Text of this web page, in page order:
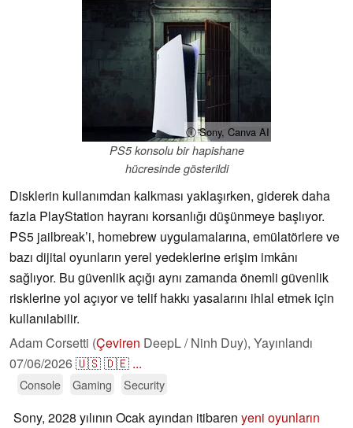
ⓘ Sony, Canva AI
PS5 konsolu bir hapishane
hücresinde gösterildi
Disklerin kullanımdan kalkması yaklaşırken, giderek daha
fazla PlayStation hayranı korsanlığı düşünmeye başlıyor.
PS5 jailbreak’i, homebrew uygulamalarına, emülatörlere ve
bazı dijital oyunların yerel yedeklerine erişim imkânı
sağlıyor. Bu güvenlik açığı aynı zamanda önemli güvenlik
risklerine yol açıyor ve telif hakkı yasalarını ihlal etmek için
kullanılabilir.
Adam Corsetti (Çeviren DeepL / Ninh Duy), Yayınlandı
07/06/2026🇺🇸🇩🇪 ...
Console Gaming Security
Sony, 2028 yılının Ocak ayından itibaren yeni oyunların